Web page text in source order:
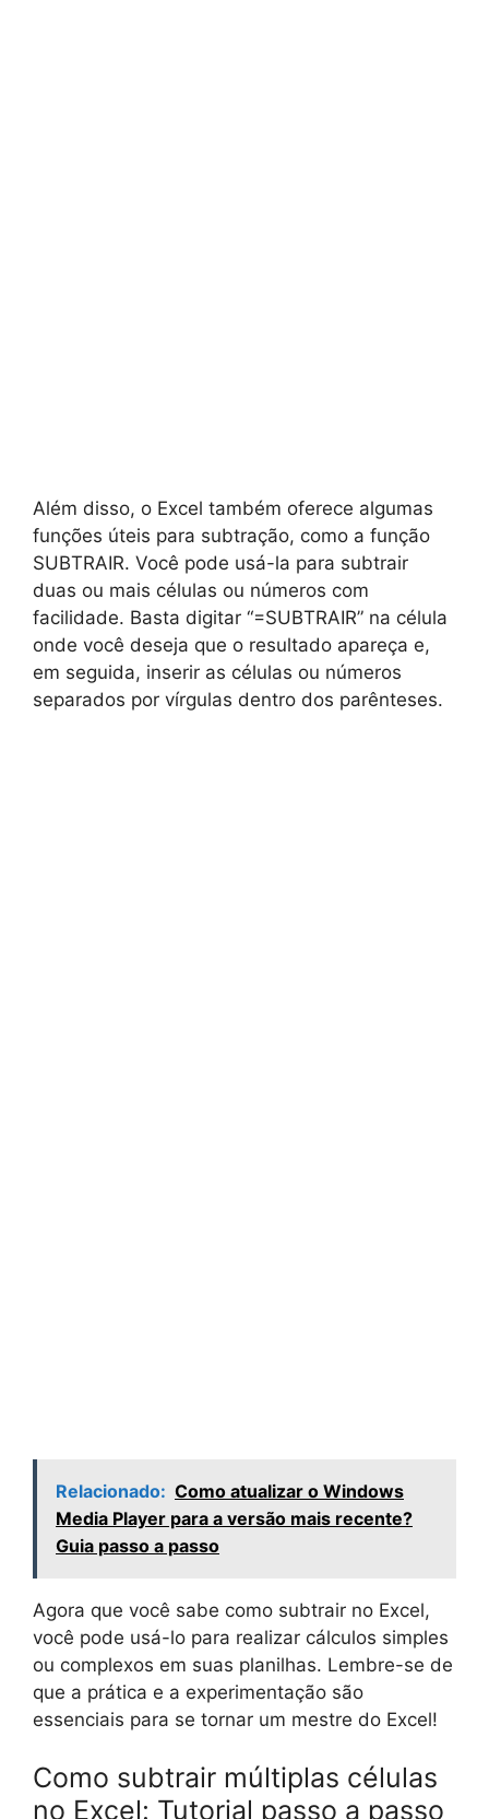
Além disso, o Excel também oferece algumas
funções úteis para subtração, como a função
SUBTRAIR. Você pode usá-la para subtrair
duas ou mais células ou números com
facilidade. Basta digitar “=SUBTRAIR” na célula
onde você deseja que o resultado apareça e,
em seguida, inserir as células ou números
separados por vírgulas dentro dos parênteses.
Relacionado: Como atualizar o Windows
Media Player para a versão mais recente?
Guia passo a passo
Agora que você sabe como subtrair no Excel,
você pode usá-lo para realizar cálculos simples
ou complexos em suas planilhas. Lembre-se de
que a prática e a experimentação são
essenciais para se tornar um mestre do Excel!
Como subtrair múltiplas células
no Excel: Tutorial passo a passo